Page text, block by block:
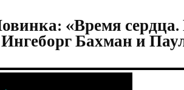
«Время сердца.
Ингеборг Бахман и